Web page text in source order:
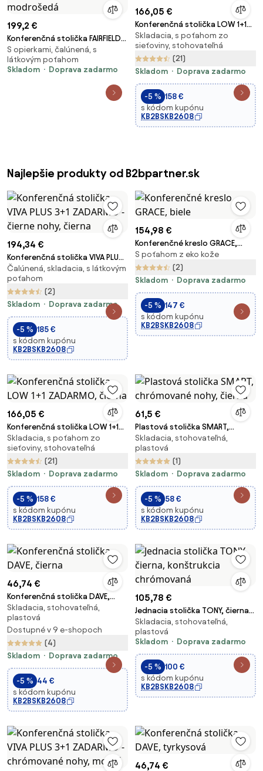
199,2 €
Konferenčná stolička FAIRFIELD,
čierna, modrošedá
S opierkami, čalúnená, s
látkovým poťahom
Skladom
Doprava zadarmo
166,05 €
Konferenčná stolička LOW 1+1
ZADARMO, čierna
Skladacia, s poťahom zo
sieťoviny, stohovateľná
(21)
Skladom
Doprava zadarmo
-5 % 158 €
s kódom kupónu
KB2BSKB2608
Najlepšie produkty od B2bpartner.sk
194,34 €
Konferenčná stolička VIVA PLUS
3+1 ZADARMO - čierne nohy,
čierna
Čalúnená, skladacia, s látkovým
poťahom
(2)
Skladom
Doprava zadarmo
-5 % 185 €
s kódom kupónu
KB2BSKB2608
154,98 €
Konferenčné kreslo GRACE,
biele
S poťahom z eko kože
(2)
Skladom
Doprava zadarmo
-5 % 147 €
s kódom kupónu
KB2BSKB2608
166,05 €
Konferenčná stolička LOW 1+1
ZADARMO, čierna
Skladacia, s poťahom zo
sieťoviny, stohovateľná
(21)
Skladom
Doprava zadarmo
-5 % 158 €
s kódom kupónu
KB2BSKB2608
61,5 €
Plastová stolička SMART,
chrómované nohy, čierna
Skladacia, stohovateľná,
plastová
(1)
Skladom
Doprava zadarmo
-5 % 58 €
s kódom kupónu
KB2BSKB2608
46,74 €
Konferenčná stolička DAVE,
čierna
Skladacia, stohovateľná,
plastová
Dostupné v 9 e-shopoch
(4)
Skladom
Doprava zadarmo
-5 % 44 €
s kódom kupónu
KB2BSKB2608
105,78 €
Jednacia stolička TONY, čierna,
konštrukcia chrómovaná
Skladacia, stohovateľná,
plastová
Skladom
Doprava zadarmo
-5 % 100 €
s kódom kupónu
KB2BSKB2608
46,74 €